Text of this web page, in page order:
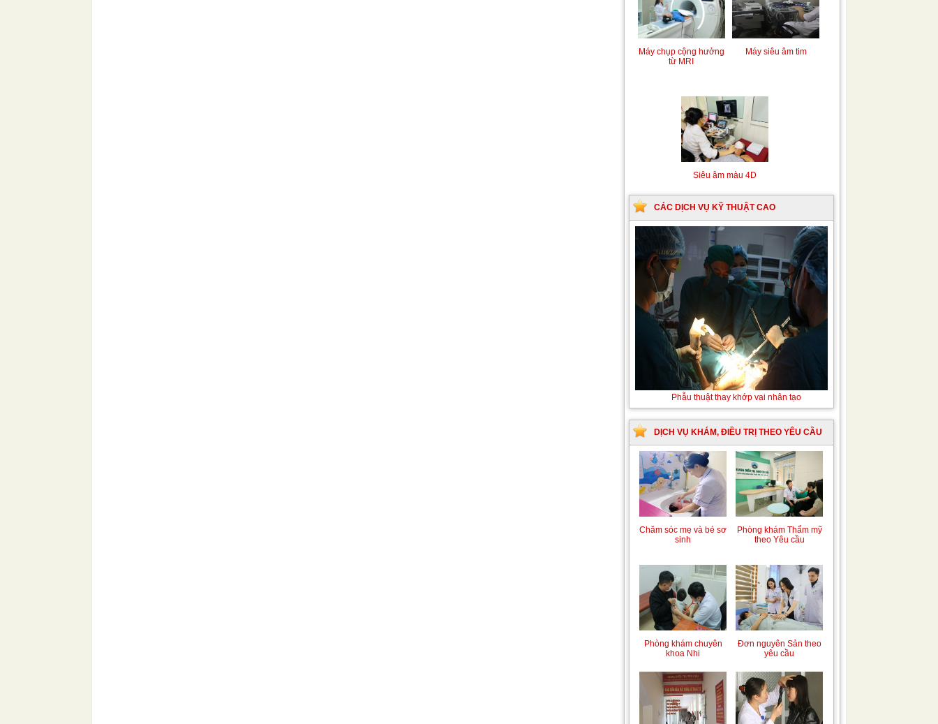
Máy chụp cộng hưởng
từ MRI
Siêu âm Doppler xuyên
sọ
Máy siêu âm tim
Kỹ thuật chụp mạch máu
Siêu âm màu 4D
CÁC DỊCH VỤ KỸ THUẬT CAO
Phẫu thuật thay khớp vai nhân tạo
DỊCH VỤ KHÁM, ĐIỀU TRỊ THEO YÊU CẦU
Chăm sóc mẹ và bé sơ
sinh
Trung tâm chăm sóc
mẹ bầu và sau sinh
Phòng khám Thẩm mỹ
theo Yêu cầu
Khám bệnh nhân mắc
các bệnh lý về xương,
Chiếu tia Plasma lạnh
hỗ trợ điều trị vết
Khám bệnh nhân sau
phẫu thuật